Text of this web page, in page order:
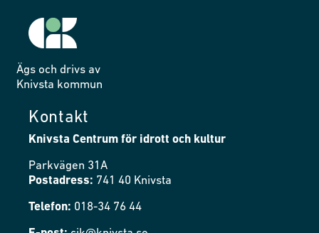
Ägs och drivs av
Knivsta kommun
Kontakt
Knivsta Centrum för idrott och kultur
Parkvägen 31A
Postadress: 741 40 Knivsta
Telefon: 018-34 76 44